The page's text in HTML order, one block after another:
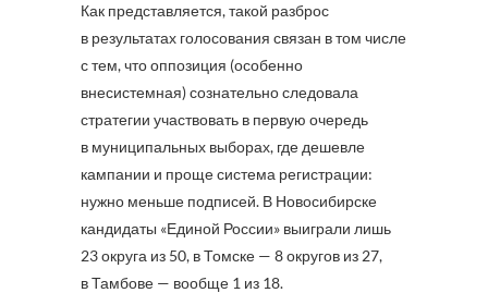
Как представляется, такой разброс
в результатах голосования связан в том числе
с тем, что оппозиция (особенно
внесистемная) сознательно следовала
стратегии участвовать в первую очередь
в муниципальных выборах, где дешевле
кампании и проще система регистрации:
нужно меньше подписей. В Новосибирске
кандидаты «Единой России» выиграли лишь
23 округа из 50, в Томске — 8 округов из 27,
в Тамбове — вообще 1 из 18.